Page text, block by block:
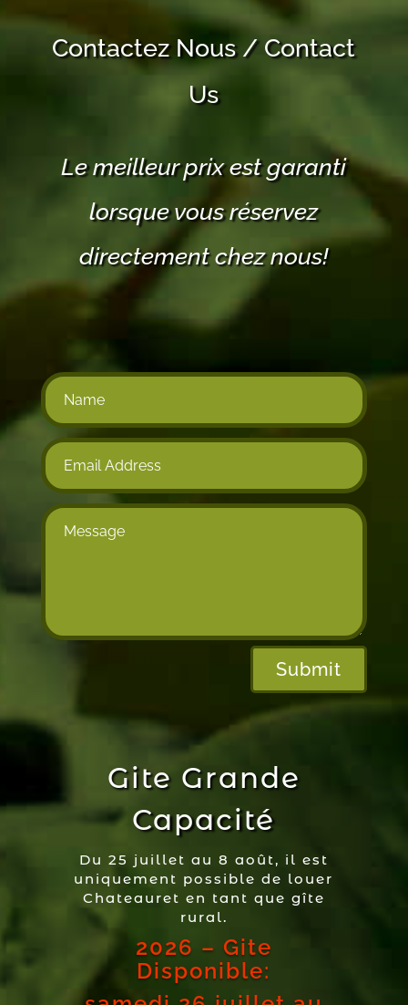
Contactez Nous / Contact
Us
Le meilleur prix est garanti
lorsque vous réservez
directement chez nous!
Submit
Gite Grande
Capacité
Du 25 juillet au 8 août, il est
uniquement possible de louer
Chateauret en tant que gîte
rural.
2026 – Gite
Disponible: